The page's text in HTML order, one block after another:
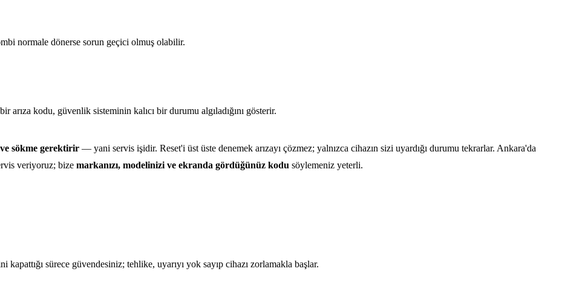
normale dönerse sorun geçici olmuş olabilir.
arıza kodu, güvenlik sisteminin kalıcı bir durumu algıladığını gösterir.
sökme gerektirir — yani servis işidir. Reset'i üst üste denemek arızayı çözmez; yalnızca cihazın sizi uyardığı durumu tekrarlar. Ankara'da
veriyoruz; bize markanızı, modelinizi ve ekranda gördüğünüz kodu söylemeniz yeterli.
sürece güvendesiniz; tehlike, uyarıyı yok sayıp cihazı zorlamakla başlar.